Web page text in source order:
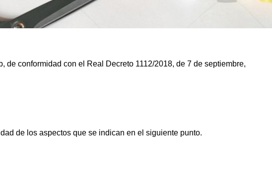
conformidad con el Real Decreto 1112/2018, de 7 de septiembre,
de los aspectos que se indican en el siguiente punto.